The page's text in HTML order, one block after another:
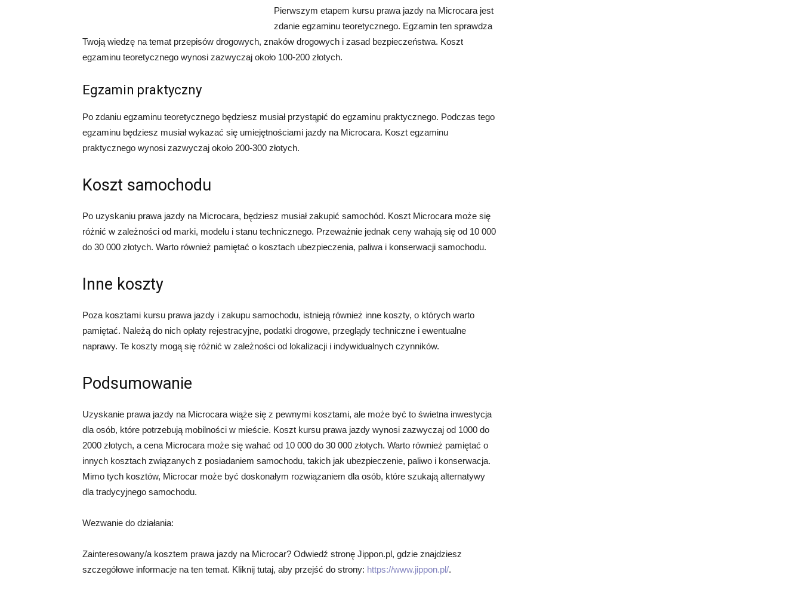
Pierwszym etapem kursu prawa jazdy na Microcara jest
zdanie egzaminu teoretycznego. Egzamin ten sprawdza
Twoją wiedzę na temat przepisów drogowych, znaków drogowych i zasad bezpieczeństwa. Koszt
egzaminu teoretycznego wynosi zazwyczaj około 100-200 złotych.
Egzamin praktyczny
Po zdaniu egzaminu teoretycznego będziesz musiał przystąpić do egzaminu praktycznego. Podczas tego
egzaminu będziesz musiał wykazać się umiejętnościami jazdy na Microcara. Koszt egzaminu
praktycznego wynosi zazwyczaj około 200-300 złotych.
Koszt samochodu
Po uzyskaniu prawa jazdy na Microcara, będziesz musiał zakupić samochód. Koszt Microcara może się
różnić w zależności od marki, modelu i stanu technicznego. Przeważnie jednak ceny wahają się od 10 000
do 30 000 złotych. Warto również pamiętać o kosztach ubezpieczenia, paliwa i konserwacji samochodu.
Inne koszty
Poza kosztami kursu prawa jazdy i zakupu samochodu, istnieją również inne koszty, o których warto
pamiętać. Należą do nich opłaty rejestracyjne, podatki drogowe, przeglądy techniczne i ewentualne
naprawy. Te koszty mogą się różnić w zależności od lokalizacji i indywidualnych czynników.
Podsumowanie
Uzyskanie prawa jazdy na Microcara wiąże się z pewnymi kosztami, ale może być to świetna inwestycja
dla osób, które potrzebują mobilności w mieście. Koszt kursu prawa jazdy wynosi zazwyczaj od 1000 do
2000 złotych, a cena Microcara może się wahać od 10 000 do 30 000 złotych. Warto również pamiętać o
innych kosztach związanych z posiadaniem samochodu, takich jak ubezpieczenie, paliwo i konserwacja.
Mimo tych kosztów, Microcar może być doskonałym rozwiązaniem dla osób, które szukają alternatywy
dla tradycyjnego samochodu.
Wezwanie do działania:
Zainteresowany/a kosztem prawa jazdy na Microcar? Odwiedź stronę Jippon.pl, gdzie znajdziesz
szczegółowe informacje na ten temat. Kliknij tutaj, aby przejść do strony: https://www.jippon.pl/.